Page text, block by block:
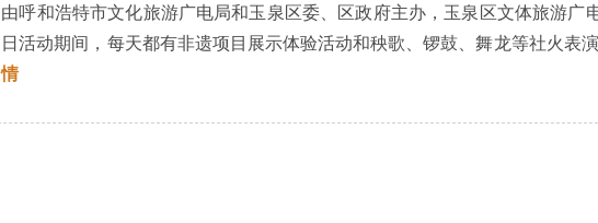
由呼和浩特市文化旅游广电局和玉泉区委、区政府主办，玉泉区文体旅游
日活动期间，每天都有非遗项目展示体验活动和秧歌、锣鼓、舞龙等社火表
情